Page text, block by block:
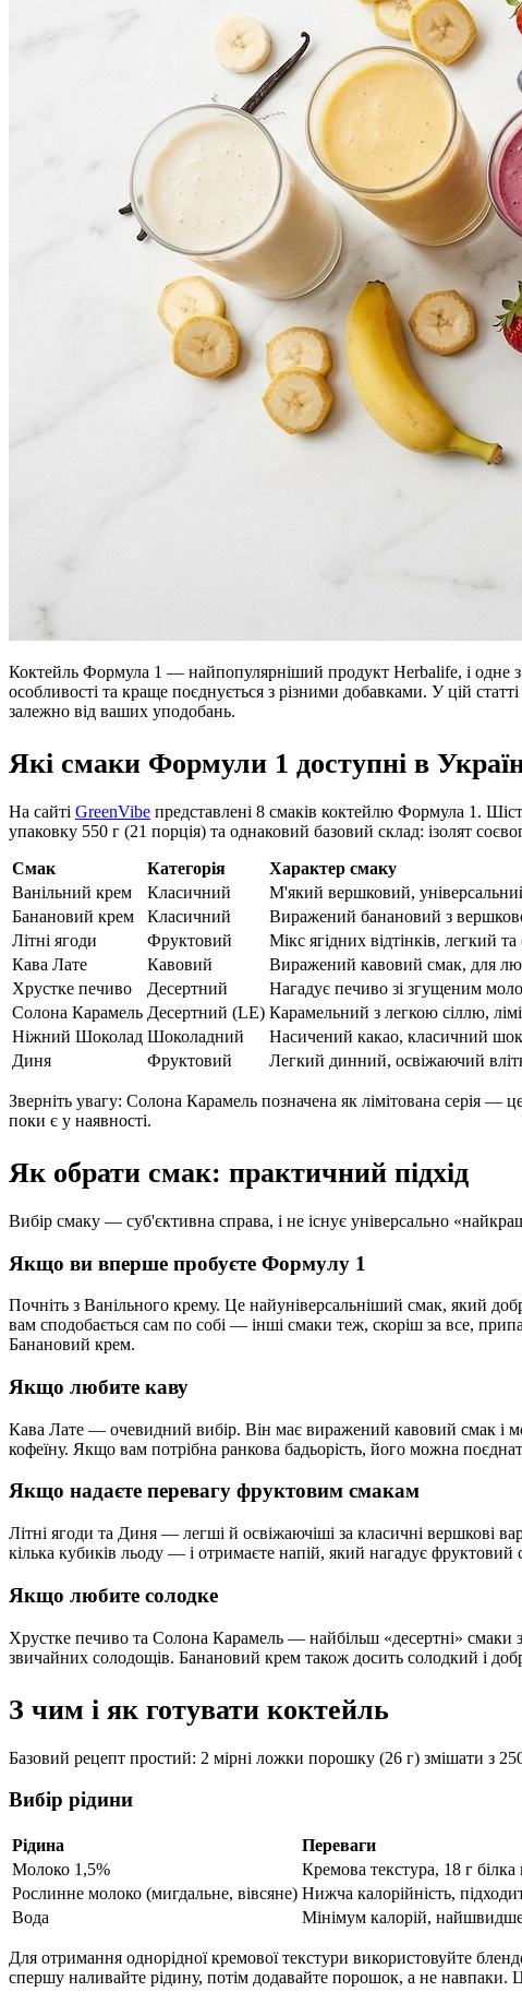
Коктейль Формула 1 — найпопулярніший продукт Herbalife, і одне з
особливості та краще поєднується з різними добавками. У цій
залежно від ваших уподобань.
Які смаки Формули 1 доступні в
На сайті GreenVibe представлені 8 смаків коктейлю Формула 1.
упаковку 550 г (21 порція) та однаковий базовий склад: ізолят
Смак
Категорія
Характер смаку
Ванільний крем
Класичний
М'який вершковий,
Банановий крем
Класичний
Виражений банановий з
Літні ягоди
Фруктовий
Мікс ягідних відтінків, легкий
Кава Лате
Кавовий
Виражений кавовий смак, для
Хрустке печиво
Десертний
Нагадує печиво зі згущеним
Солона Карамель Десертний (LE) Карамельний з легкою сіллю,
Ніжний Шоколад Шоколадний
Насичений какао, класичний
Диня
Фруктовий Легкий динний, освіжаючий
Зверніть увагу: Солона Карамель позначена як лімітована серія
поки є у наявності.
Як обрати смак: практичний підхід
Вибір смаку — суб'єктивна справа, і не існує універсально
Якщо ви вперше пробуєте Формулу 1
Почніть з Ванільного крему. Це найуніверсальніший смак, який
вам сподобається сам по собі — інші смаки теж, скоріш за все,
Банановий крем.
Якщо любите каву
Кава Лате — очевидний вибір. Він має виражений кавовий смак і
кофеїну. Якщо вам потрібна ранкова бадьорість, його можна
Якщо надаєте перевагу фруктовим смакам
Літні ягоди та Диня — легші й освіжаючіші за класичні вершкові
кілька кубиків льоду — і отримаєте напій, який нагадує фруктовий
Якщо любите солодке
Хрустке печиво та Солона Карамель — найбільш «десертні»
звичайних солодощів. Банановий крем також досить солодкий і
З чим і як готувати коктейль
Базовий рецепт простий: 2 мірні ложки порошку (26 г) змішати з
Вибір рідини
Рідина Переваги
Молоко 1,5%
Кремова текстура, 18 г
Рослинне молоко (мигдальне, вівсяне) Нижча калорійність,
Вода
Мінімум калорій,
Для отримання однорідної кремової текстури використовуйте
спершу наливайте рідину, потім додавайте порошок, а не навпаки.